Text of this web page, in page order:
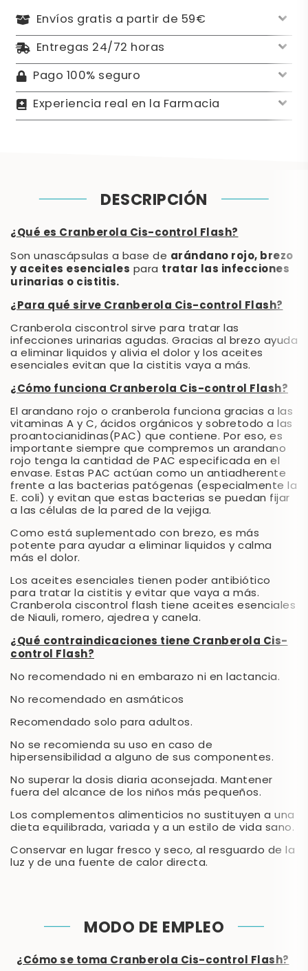
Envíos gratis a partir de 59€
Entregas 24/72 horas
Pago 100% seguro
Experiencia real en la Farmacia
DESCRIPCIÓN
¿Qué es Cranberola Cis-control Flash?
Son unascápsulas a base de arándano rojo, brezo
y aceites esenciales para tratar las infecciones
urinarias o cistitis.
¿Para qué sirve Cranberola Cis-control Flash?
Cranberola ciscontrol sirve para tratar las
infecciones urinarias agudas. Gracias al brezo ayuda
a eliminar liquidos y alivia el dolor y los aceites
esenciales evitan que la cistitis vaya a más.
¿Cómo funciona Cranberola Cis-control Flash?
El arandano rojo o cranberola funciona gracias a las
vitaminas A y C, ácidos orgánicos y sobretodo a las
proantocianidinas(PAC) que contiene. Por eso, es
importante siempre que compremos un arandano
rojo tenga la cantidad de PAC especificada en el
envase. Estas PAC actúan como un antiadherente
frente a las bacterias patógenas (especialmente la
E. coli) y evitan que estas bacterias se puedan fijar
a las células de la pared de la vejiga.
Como está suplementado con brezo, es más
potente para ayudar a eliminar liquidos y calma
más el dolor.
Los aceites esenciales tienen poder antibiótico
para tratar la cistitis y evitar que vaya a más.
Cranberola ciscontrol flash tiene aceites esenciales
de Niauli, romero, ajedrea y canela.
¿Qué contraindicaciones tiene Cranberola Cis-
control Flash?
No recomendado ni en embarazo ni en lactancia.
No recomendado en asmáticos
Recomendado solo para adultos.
No se recomienda su uso en caso de
hipersensibilidad a alguno de sus componentes.
No superar la dosis diaria aconsejada. Mantener
fuera del alcance de los niños más pequeños.
Los complementos alimenticios no sustituyen a una
dieta equilibrada, variada y a un estilo de vida sano.
Conservar en lugar fresco y seco, al resguardo de la
luz y de una fuente de calor directa.
MODO DE EMPLEO
¿Cómo se toma Cranberola Cis-control Flash?